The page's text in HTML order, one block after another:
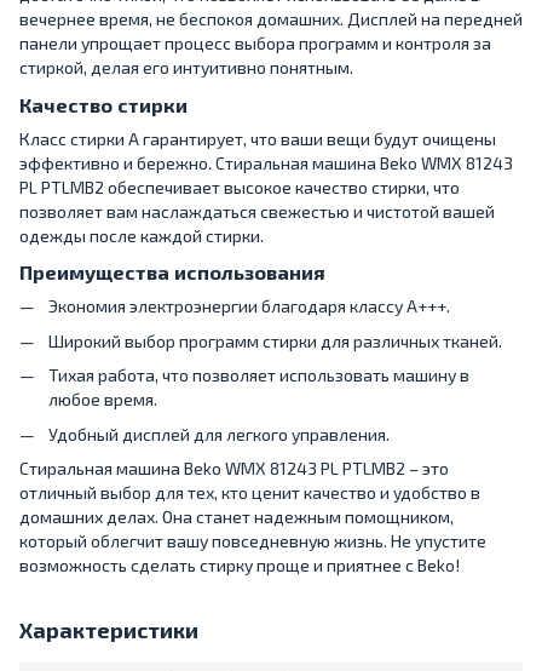
вечернее время, не беспокоя домашних. Дисплей на передней
панели упрощает процесс выбора программ и контроля за
стиркой, делая его интуитивно понятным.
Качество стирки
Класс стирки A гарантирует, что ваши вещи будут очищены
эффективно и бережно. Стиральная машина Beko WMX 81243
PL PTLMB2 обеспечивает высокое качество стирки, что
позволяет вам наслаждаться свежестью и чистотой вашей
одежды после каждой стирки.
Преимущества использования
Экономия электроэнергии благодаря классу A+++.
Широкий выбор программ стирки для различных тканей.
Тихая работа, что позволяет использовать машину в
любое время.
Удобный дисплей для легкого управления.
Стиральная машина Beko WMX 81243 PL PTLMB2 – это
отличный выбор для тех, кто ценит качество и удобство в
домашних делах. Она станет надежным помощником,
который облегчит вашу повседневную жизнь. Не упустите
возможность сделать стирку проще и приятнее с Beko!
Характеристики